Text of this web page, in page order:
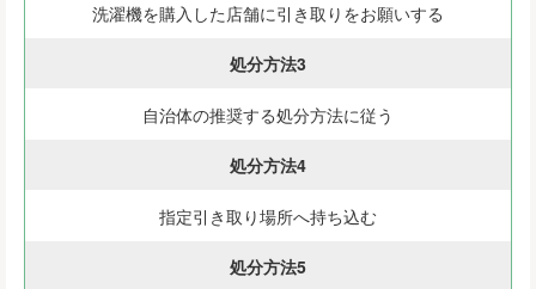
洗濯機を購入した店舗に引き取りをお願いする
処分方法3
自治体の推奨する処分方法に従う
処分方法4
指定引き取り場所へ持ち込む
処分方法5